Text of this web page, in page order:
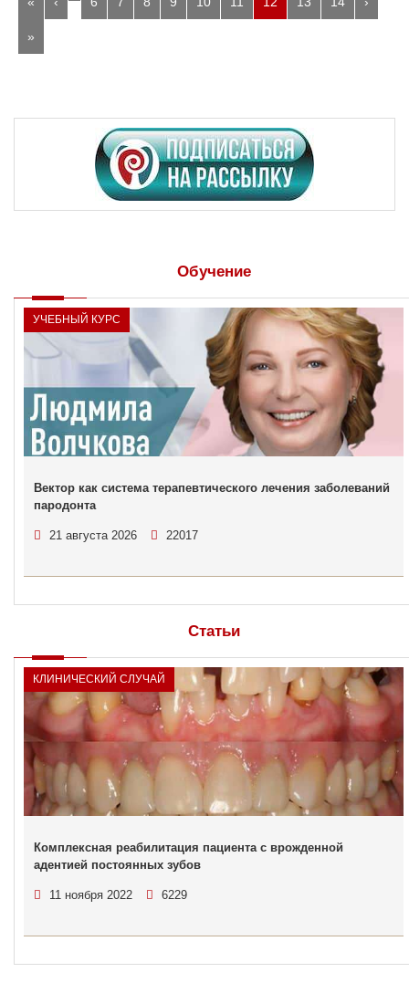
»
Обучение
УЧЕБНЫЙ КУРС
Вектор как система терапевтического лечения заболеваний
пародонта
21 августа 2026 22017
Статьи
КЛИНИЧЕСКИЙ СЛУЧАЙ
Комплексная реабилитация пациента с врожденной
адентией постоянных зубов
11 ноября 2022 6229